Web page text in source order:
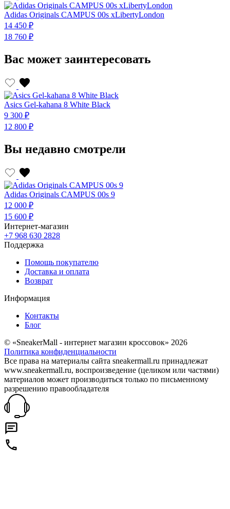
Adidas Originals CAMPUS 00s xLibertyLondon
14 450 ₽
18 760 ₽
Вас может заинтересовать
Asics Gel-kahana 8 White Black
9 300 ₽
12 800 ₽
Вы недавно смотрели
Adidas Originals CAMPUS 00s 9
12 000 ₽
15 600 ₽
Интернет-магазин
+7 968 630 2828
Поддержка
Помощь покупателю
Доставка и оплата
Возврат
Информация
Контакты
Блог
© «SneakerMall - интернет магазин кроссовок» 2026
Политика конфиденциальности
Все права на материалы сайта sneakermall.ru принадлежат
www.sneakermall.ru, воспроизведение (целиком или частями)
материалов может производиться только по письменному
разрешению правообладателя